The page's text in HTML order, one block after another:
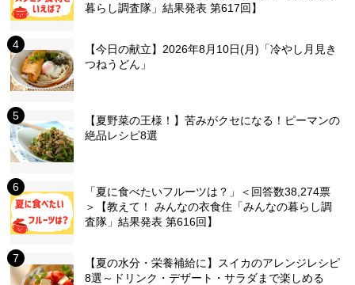
暮らし調査隊」結果発表 第617回】
【今日の献立】2026年8月10日(月)「冷やし月見き
つねうどん」
【夏野菜の王様！】苦みがクセになる！ピーマンの
絶品レシピ8選
「夏に食べたいフルーツは？」＜回答数38,274票
＞【教えて！ みんなの衣食住「みんなの暮らし調
査隊」結果発表 第616回】
【夏の水分・栄養補給に】スイカのアレンジレシピ
8選～ドリンク・デザート・サラダまで楽しめる